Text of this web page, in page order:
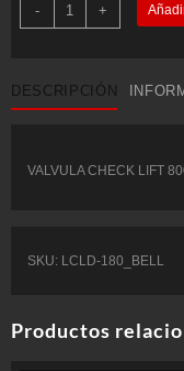
-
CHECK
LIFT
1
1/2"
+
DESCRIPCIÓN
VALVULA CHECK LIFT
SKU: LCLD-180_BELL
Productos